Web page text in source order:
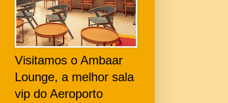
Visitamos o Ambaar
Lounge, a melhor sala
vip do Aeroporto